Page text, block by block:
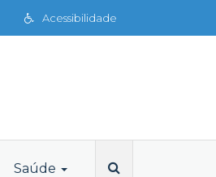
Acessibilidade
Saúde